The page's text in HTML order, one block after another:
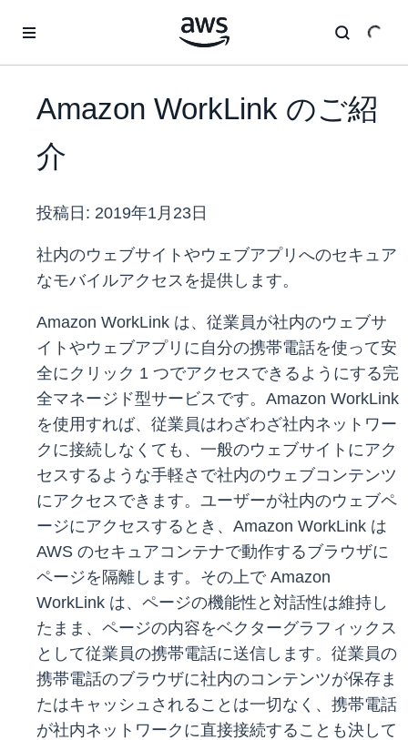
Amazon WorkLink のご紹
介
投稿日: 2019年1月23日
社内のウェブサイトやウェブアプリへのセキュア
なモバイルアクセスを提供します。
Amazon WorkLink は、従業員が社内のウェブサ
イトやウェブアプリに自分の携帯電話を使って安
全にクリック 1 つでアクセスできるようにする完
全マネージド型サービスです。Amazon WorkLink
を使用すれば、従業員はわざわざ社内ネットワー
クに接続しなくても、一般のウェブサイトにアク
セスするような手軽さで社内のウェブコンテンツ
にアクセスできます。ユーザーが社内のウェブペ
ージにアクセスするとき、Amazon WorkLink は
AWS のセキュアコンテナで動作するブラウザに
ページを隔離します。その上で Amazon
WorkLink は、ページの機能性と対話性は維持し
たまま、ページの内容をベクターグラフィックス
として従業員の携帯電話に送信します。従業員の
携帯電話のブラウザに社内のコンテンツが保存ま
たはキャッシュされることは一切なく、携帯電話
が社内ネットワークに直接接続することも決して